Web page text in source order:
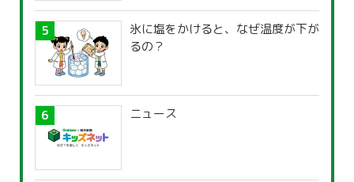
氷に塩をかけると、なぜ温度が下が
るの？
ニュース